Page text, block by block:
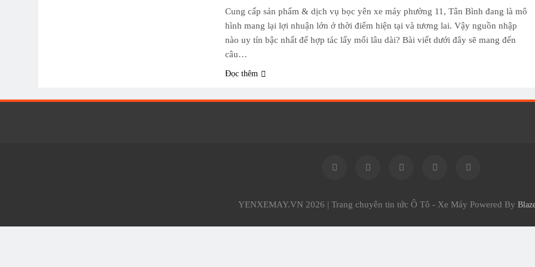
Cung cấp sản phẩm & dịch vụ bọc yên xe máy phường 11, Tân Bình đang là mô
hình mang lại lợi nhuận lớn ở thời điểm hiện tại và tương lai. Vậy nguồn nhập
nào uy tín bậc nhất để hợp tác lấy mối lâu dài? Bài viết dưới đây sẽ mang đến
câu…
Đọc thêm
YENXEMAY.VN 2026 | Trang chuyên tin tức Ô Tô - Xe Máy Powered By